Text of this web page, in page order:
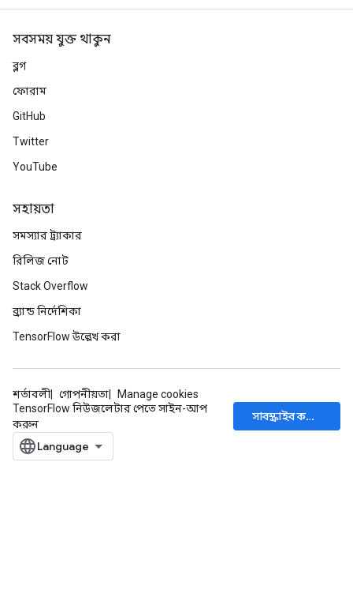
সবসময় যুক্ত থাকুন
ব্লগ
ফোরাম
GitHub
Twitter
YouTube
সহায়তা
সমস্যার ট্র্যাকার
রিলিজ নোট
Stack Overflow
ব্র্যান্ড নির্দেশিকা
TensorFlow উল্লেখ করা
শর্তাবলী গোপনীয়তা
Manage cookies
TensorFlow নিউজলেটার পেতে সাইন-আপ
করুন
সাবস্ক্রাইব করুন